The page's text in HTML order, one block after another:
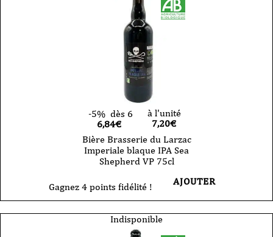
-5% dès 6
6,84€
à l'unité
7,20€
Bière Brasserie du Larzac
Imperiale blaque IPA Sea
Shepherd VP 75cl
Gagnez 4 points fidélité ! AJOUTER
Indisponible